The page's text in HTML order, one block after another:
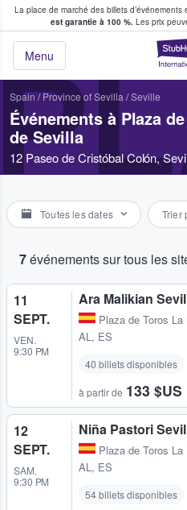
La place de marché des billets d’événements
est garantie à 100 %. Les prix
Menu
fans achètent et
Spain/Province of Sevilla /Seville
Événements à Plaza
de Sevilla
12 Paseo de Cristóbal Colón,
Toutes les dates Trier
7événements sur tous les
11
SEPT.
VEN.
9:30 PM
Ara Malikian
Plaza de Toros
AL, ES
40 billets disponibles
à partir de 133 $US
12
SEPT.
SAM.
9:30 PM
Niña Pastori
Plaza de Toros
AL, ES
54 billets disponibles